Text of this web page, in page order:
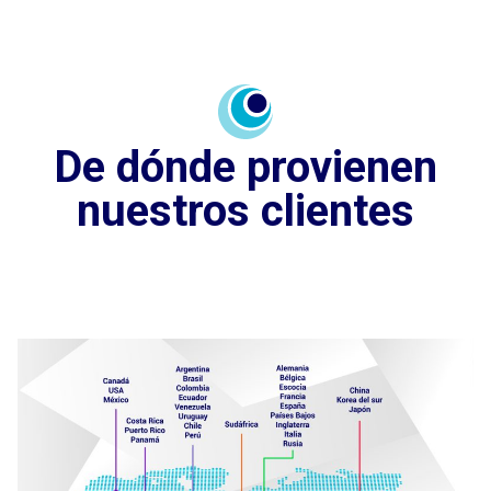
De dónde provienen
nuestros clientes